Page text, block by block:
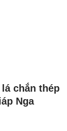
chắn thép
Nga